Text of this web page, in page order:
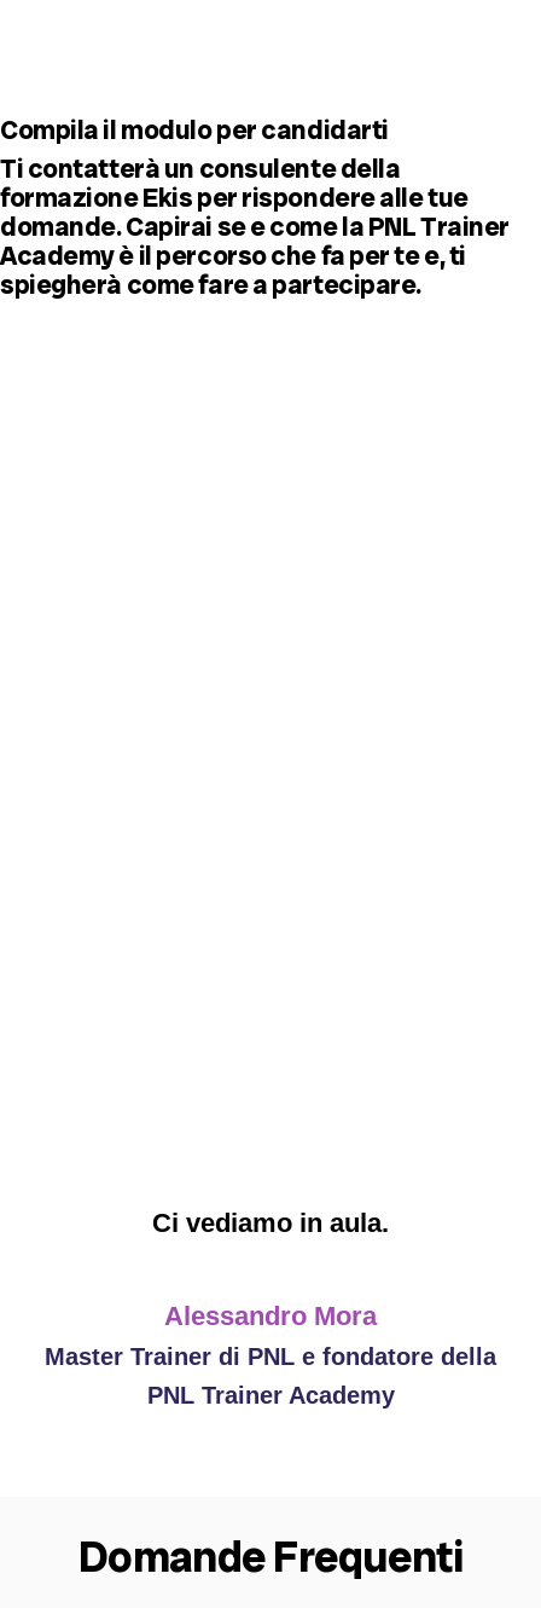
Compila il modulo per candidarti
Ti contatterà un consulente della
formazione Ekis per rispondere alle tue
domande. Capirai se e come la PNL Trainer
Academy è il percorso che fa per te e, ti
spiegherà come fare a partecipare.
Ci vediamo in aula.
Alessandro Mora
Master Trainer di PNL e fondatore della
PNL Trainer Academy
Domande Frequenti